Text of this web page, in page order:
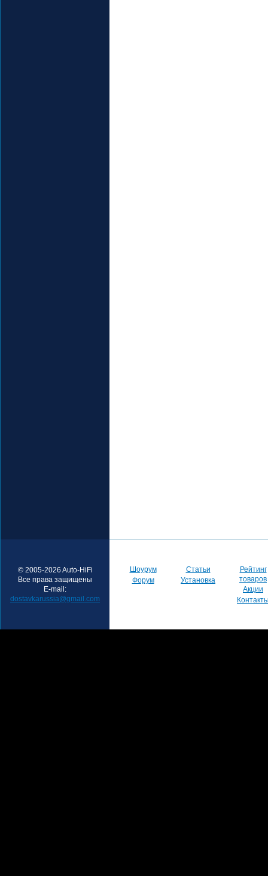
© 2005-2026 Auto-HiFi
Все права защищены
E-mail:
dostavkarussia@gmail.com
Шоурум
Форум
Статьи
Установка
Рейтинг
товаров
Акции